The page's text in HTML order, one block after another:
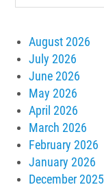
August 2026
July 2026
June 2026
May 2026
April 2026
March 2026
February 2026
January 2026
December 2025